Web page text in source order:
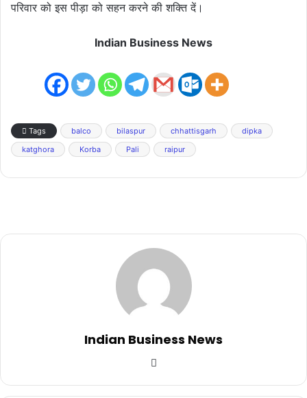
परिवार को इस पीड़ा को सहन करने की शक्ति दें।
Indian Business News
Tags balco bilaspur chhattisgarh
dipka
katghora
Korba Pali raipur
Indian Business News
Website